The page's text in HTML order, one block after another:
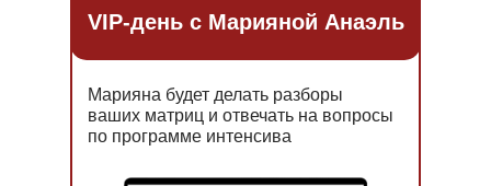
Марияна будет делать разборы
ваших матриц и отвечать на вопросы
по программе интенсива
VIP-день с Марияной Анаэль